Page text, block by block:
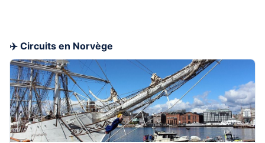
✈️ Circuits en Norvège